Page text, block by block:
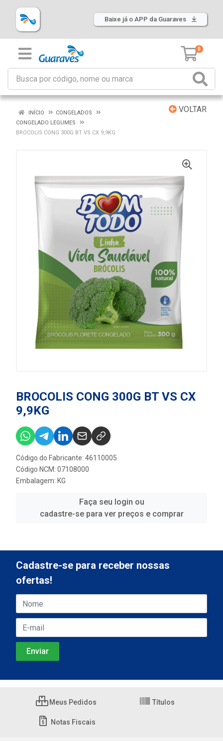
Baixe já o APP da Guaraves
0
VOLTAR
INÍCIO
CONGELADOS
CONGELADO LEGUMES
BROCOLIS CONG 300G BT VS CX 9,9KG
BROCOLIS CONG 300G BT VS CX
9,9KG
Código do Fabricante: 46110005
Código NCM: 07108000
Embalagem: KG
Faça seu login ou
cadastre-se para ver preços e comprar
Cadastre-se para receber nossas
ofertas!
Meus Pedidos Títulos
Notas Fiscais